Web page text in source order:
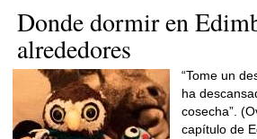
Donde dormir en
alrededores
“Tome un
ha
cosecha”.
capítulo de